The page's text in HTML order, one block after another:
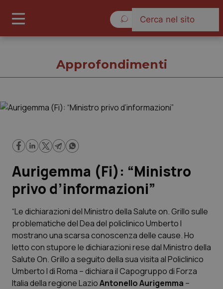
Cronache
Governo e Parlamento
Regioni e Asl
Lavoro e Professioni
Scienza e Farmaci
Studi e Analisi
Approfondimenti
Aurigemma (Fi): “Ministro
privo d’informazioni”
“Le dichiarazioni del Ministro della Salute on. Grillo sulle
problematiche del Dea del policlinico Umberto I
mostrano una scarsa conoscenza delle cause. Ho
letto con stupore le dichiarazioni rese dal Ministro della
Salute On. Grillo a seguito della sua visita al Policlinico
Umberto I di Roma – dichiara il Capogruppo di Forza
Italia della regione LazioAntonello Aurigemma –